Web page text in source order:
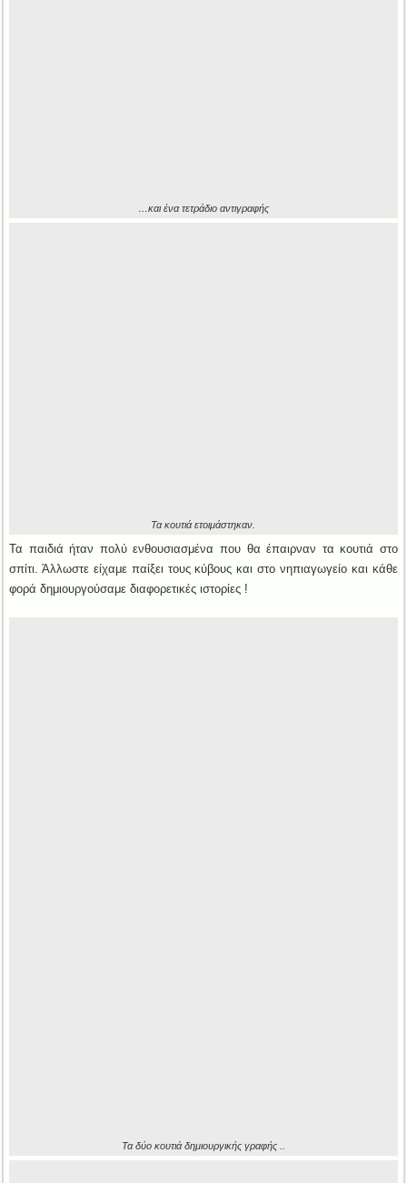
…και ένα τετράδιο αντιγραφής
Τα κουτιά ετοιμάστηκαν.
Τα παιδιά ήταν πολύ ενθουσιασμένα που θα έπαιρναν τα κουτιά στο
σπίτι. Άλλωστε είχαμε παίξει τους κύβους και στο νηπιαγωγείο και κάθε
φορά δημιουργούσαμε διαφορετικές ιστορίες !
Τα δύο κουτιά δημιουργικής γραφής ..